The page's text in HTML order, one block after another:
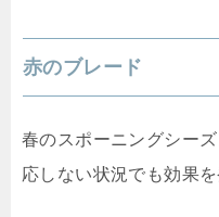
赤のブレード
春のスポーニングシー
応しない状況でも効果を